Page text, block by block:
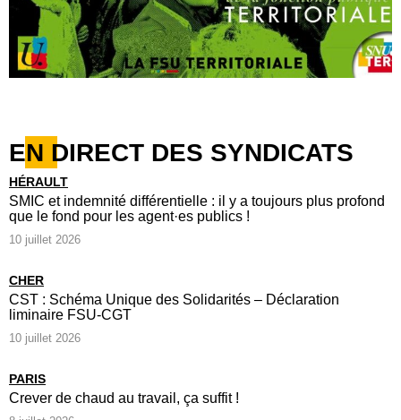
EN DIRECT DES SYNDICATS
HÉRAULT
SMIC et indemnité différentielle : il y a toujours plus profond
que le fond pour les agent·es publics !
10 juillet 2026
CHER
CST : Schéma Unique des Solidarités – Déclaration
liminaire FSU-CGT
10 juillet 2026
PARIS
Crever de chaud au travail, ça suffit !